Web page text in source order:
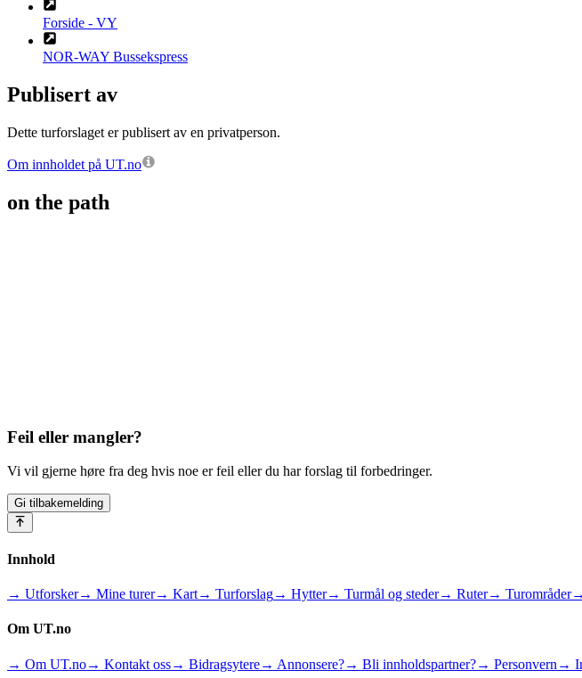
Forside - VY
NOR-WAY Bussekspress
Publisert av
Dette turforslaget er publisert av en privatperson.
Om innholdet på UT.no
on the path
Feil eller mangler?
Vi vil gjerne høre fra deg hvis noe er feil eller du har forslag til forbedringer.
Gi tilbakemelding
Innhold
→ Utforsker→ Mine turer→ Kart→ Turforslag→ Hytter→ Turmål og steder→ Ruter→ Turområder
Om UT.no
→ Om UT.no→ Kontakt oss→ Bidragsytere→ Annonsere?→ Bli innholdspartner?→ Personvern →